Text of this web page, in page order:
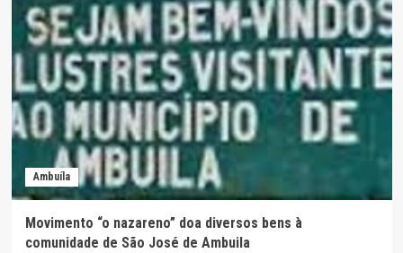
Amador
Guimarães
“Pepé
Bipoli”
Ambuíla
Movimento “o nazareno” doa diversos bens à
comunidade de São José de Ambuila